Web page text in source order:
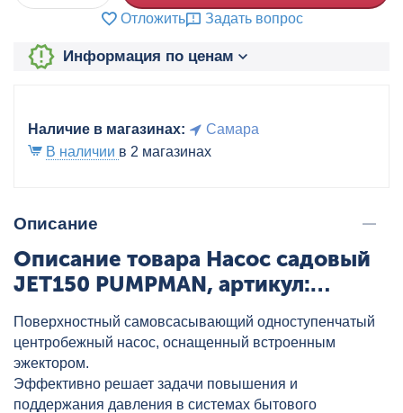
Отложить Задать вопрос
Информация по ценам
Наличие в магазинах:
Самара
В наличии в 2 магазинах
Описание
Описание товара Насос садовый
JET150 PUMPMAN, артикул:
Поверхностный самовсасывающий одноступенчатый
центробежный насос, оснащенный встроенным
эжектором.
Эффективно решает задачи повышения и
поддержания давления в системах бытового